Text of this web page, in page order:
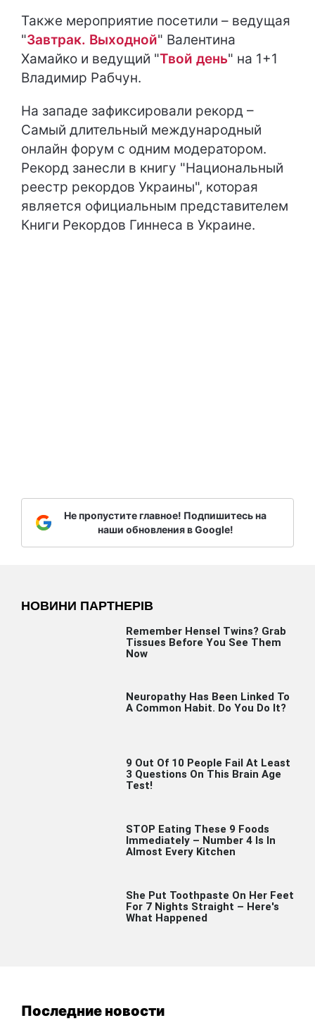
Также мероприятие посетили – ведущая
"Завтрак. Выходной" Валентина
Хамайко и ведущий "Твой день" на 1+1
Владимир Рабчун.
На западе зафиксировали рекорд –
Самый длительный международный
онлайн форум с одним модератором.
Рекорд занесли в книгу "Национальный
реестр рекордов Украины", которая
является официальным представителем
Книги Рекордов Гиннеса в Украине.
Не пропустите главное! Подпишитесь на
наши обновления в Google!
Последние новости